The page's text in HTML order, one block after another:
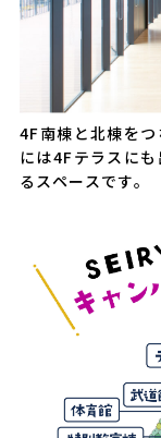
4F南棟と北棟を
には4Fテラスに
るスペースです。